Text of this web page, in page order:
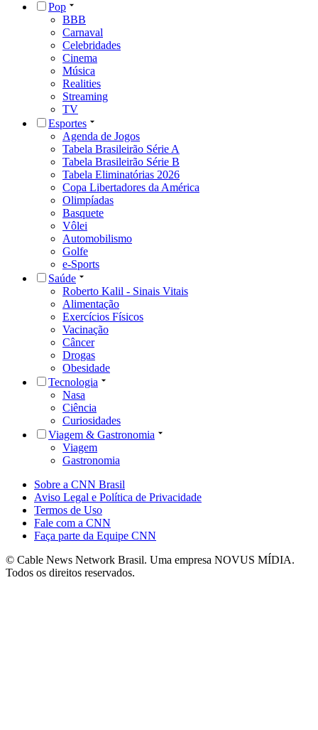
Pop
BBB
Carnaval
Celebridades
Cinema
Música
Realities
Streaming
TV
Esportes
Agenda de Jogos
Tabela Brasileirão Série A
Tabela Brasileirão Série B
Tabela Eliminatórias 2026
Copa Libertadores da América
Olimpíadas
Basquete
Vôlei
Automobilismo
Golfe
e-Sports
Saúde
Roberto Kalil - Sinais Vitais
Alimentação
Exercícios Físicos
Vacinação
Câncer
Drogas
Obesidade
Tecnologia
Nasa
Ciência
Curiosidades
Viagem & Gastronomia
Viagem
Gastronomia
Sobre a CNN Brasil
Aviso Legal e Política de Privacidade
Termos de Uso
Fale com a CNN
Faça parte da Equipe CNN
© Cable News Network Brasil. Uma empresa NOVUS MÍDIA.
Todos os direitos reservados.